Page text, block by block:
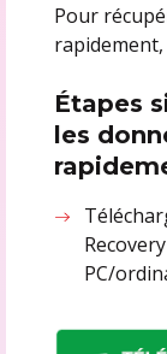
Pour
rapidement,
Étapes
les
PC/